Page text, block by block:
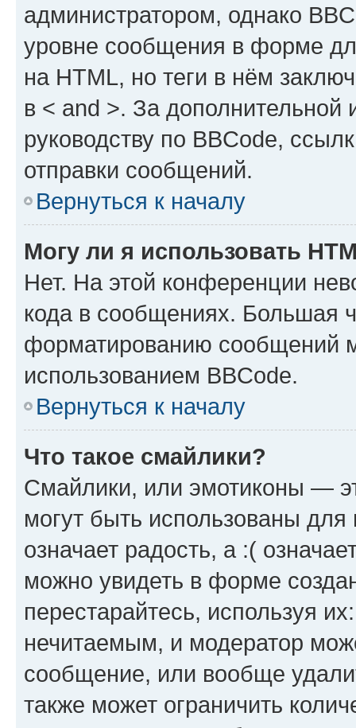
администратором, однако
уровне сообщения в форме
на HTML, но теги в нём
в < and >. За
руководству по BBCode,
отправки сообщений.
Вернуться к началу
Могу ли я использовать
Нет. На этой конференции
кода в сообщениях. Большая
форматированию сообщений
использованием BBCode.
Вернуться к началу
Что такое смайлики?
Смайлики, или эмотиконы —
могут быть использованы
означает радость, а :(
можно увидеть в форме
перестарайтесь, используя
нечитаемым, и модератор
сообщение, или вообще
также может ограничить